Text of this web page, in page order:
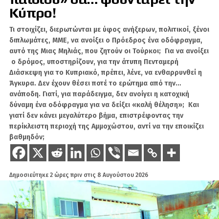
θάλασσες και οι προεκτάσεις τους στον Ειρηνικό. Και το άλλο είναι
το Αιγαίο. Συγκεκριμένα, τυχόν επιτυχία της Τουρκίας να επιβάλει τη
“Γαλάζια Πατρίδα”, έστω και ντε φάκτο, δια της αδράνειας και πολύ
περισσότερο δια της άτυπης συνεργασίας της Ελλάδας μέσω κάποιου
“συμβιβασμού”, θα αποτελέσει δυνάμει συντριπτικό πλήγμα στη
γεωστρατηγική των Ναυτικών Δυνάμεων, κυρίως φυσικά των
Ηνωμένων Πολιτειών, με απρόβλεπτες αρνητικές συνέπειες ως προς τη
θέση και τον ρόλο της Ελλάδας στη δυτικήγεωπολιτική
αρχιτεκτονική.
Κινεζική κατά αμερικανικής
στρατηγικής
Αναλυτικότερα, η δημόσια συζήτηση γύρω από την άνοδο της Κίνας
επικεντρώνεται σχεδόν αποκλειστικά στην ταχύτατη ανάπτυξη του
Κινεζικού Ναυτικού και στην υποτιθέμενη επιδίωξη του Πεκίνου να
αναλάβει τον ρόλο που διαδραμάτισαν άλλοτε η Βρετανική
Ναυτικές Δυνάμεις. Η ερμηνεία αυτή, όσο διαδεδομένη και αν είναι,
ενδέχεται να βασίζεται σε μια λανθασμένη ιστορική αναλογία. Αντί να
εξετάζεται η κινεζική στρατηγική μέσα από το δικό της γεωιστορικό
πλαίσιο, ερμηνεύεται με βάση τα πρότυπα της δυτικής ναυτικής
ιστορίας.
Κύπρο!
Τι στοιχίζει, διερωτώνται με ύφος ανήξερων, πολιτικοί, ξένοι
διπλωμάτες, ΜΜΕ, να ανοίξει ο Πρόεδρος ένα οδόφραγμα,
αυτό της Μιας Μηλιάς, που ζητούν οι Τούρκοι; Για να ανοίξει
ο δρόμος, υποστηρίζουν, για την άτυπη Πενταμερή
Διάσκεψη για το Κυπριακό, πρέπει, λένε, να ενθαρρυνθεί η
Άγκυρα. Δεν έχουν θέσει ποτέ το ερώτημα από την…
ανάποδη. Γιατί, για παράδειγμα, δεν ανοίγει η κατοχική
δύναμη ένα οδόφραγμα για να δείξει «καλή θέληση»; Και
γιατί δεν κάνει μεγαλύτερο βήμα, επιστρέφοντας την
περίκλειστη περιοχή της Αμμοχώστου, αντί να την εποικίζει
βαθμηδόν;
Δημοσιεύτηκε 2 ώρες πριν στις 8 Αυγούστου 2026